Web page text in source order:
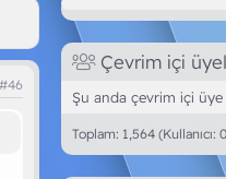
#46
Çevrim içi
Şu anda çevrim içi üye
Toplam: 1,564 (Kullanıcı: